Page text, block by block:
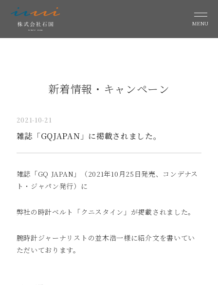
MENU
新着情報・キャンペーン
2021-10-21
雑誌「GQJAPAN」に掲載されました。
雑誌「GQ JAPAN」（2021年10月25日発売、コンデナス
ト・ジャパン発行）に
弊社の時計ベルト「クニスタイン」が掲載されました。
腕時計ジャーナリストの並木浩一様に紹介文を書いてい
ただいております。